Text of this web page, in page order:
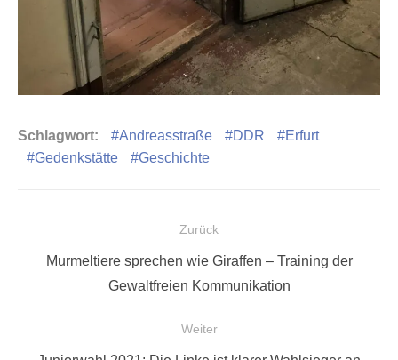
Schlagwort: Andreasstraße DDR
Erfurt
Gedenkstätte
Geschichte
BeitragsnavigationZurück
Vorheriger
Murmeltiere sprechen wie Giraffen – Training der
Gewaltfreien Kommunikation
Weiter